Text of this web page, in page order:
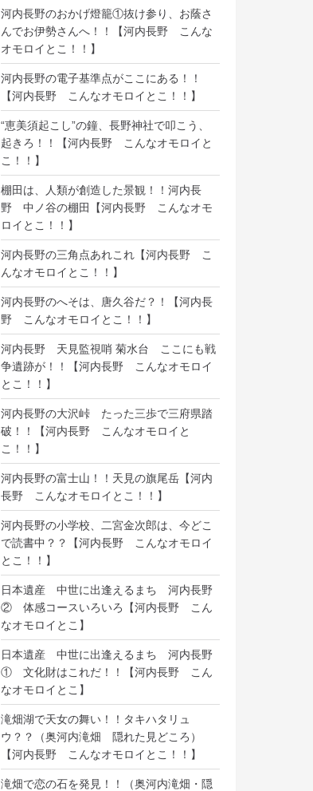
河内長野のおかげ燈籠①抜け参り、お蔭さ
んでお伊勢さんへ！！【河内長野 こんな
オモロイとこ！！】
河内長野の電子基準点がここにある！！
【河内長野 こんなオモロイとこ！！】
“恵美須起こし”の鐘、長野神社で叩こう、
起きろ！！【河内長野 こんなオモロイと
こ！！】
棚田は、人類が創造した景観！！河内長
野 中ノ谷の棚田【河内長野 こんなオモ
ロイとこ！！】
河内長野の三角点あれこれ【河内長野 こ
んなオモロイとこ！！】
河内長野のへそは、唐久谷だ？！【河内長
野 こんなオモロイとこ！！】
河内長野 天見監視哨 菊水台 ここにも戦
争遺跡が！！【河内長野 こんなオモロイ
とこ！！】
河内長野の大沢峠 たった三歩で三府県踏
破！！【河内長野 こんなオモロイと
こ！！】
河内長野の富士山！！天見の旗尾岳【河内
長野 こんなオモロイとこ！！】
河内長野の小学校、二宮金次郎は、今どこ
で読書中？？【河内長野 こんなオモロイ
とこ！！】
日本遺産 中世に出逢えるまち 河内長野
② 体感コースいろいろ【河内長野 こん
なオモロイとこ】
日本遺産 中世に出逢えるまち 河内長野
① 文化財はこれだ！！【河内長野 こん
なオモロイとこ】
滝畑湖で天女の舞い！！タキハタリュ
ウ？？（奥河内滝畑 隠れた見どころ）
【河内長野 こんなオモロイとこ！！】
滝畑で恋の石を発見！！（奥河内滝畑・隠